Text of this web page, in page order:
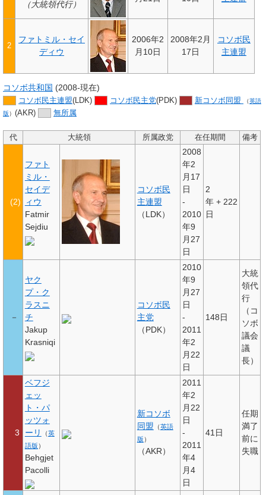
（大統領代行）
2
ファトミル・セイ
ディウ
2006年2
月10日
2008年2月
17日
コソボ民
主連盟
コソボ共和国 (2008-現在)
コソボ民主連盟(LDK) コソボ民主党(PDK) 新コソボ同盟 （英語
版） (AKR) 無所属
代 大統領 所属政党 在任期間 備考
(2)
ファト
ミル・
セイデ
ィウ
Fatmir
Sejdiu
コソボ民
主連盟
（LDK）
2008
年2
月17
日
-
2010
年9
月27
日
2
年 + 222
日
－
ヤク
プ・ク
ラスニ
チ
Jakup
Krasniqi
コソボ民
主党
（PDK）
2010
年9
月27
日
-
2011
年2
月22
日
148日
大統
領代
行
（コ
ソボ
議会
議
長）
3
ベフジ
ェッ
ト・パ
ッツォ
ーリ
（英
語版 ）
Behgjet
Pacolli
新コソボ
同盟 （英語
版 ）
（AKR）
2011
年2
月22
日
-
2011
年4
月4
日
41日
任期
満了
前に
失職